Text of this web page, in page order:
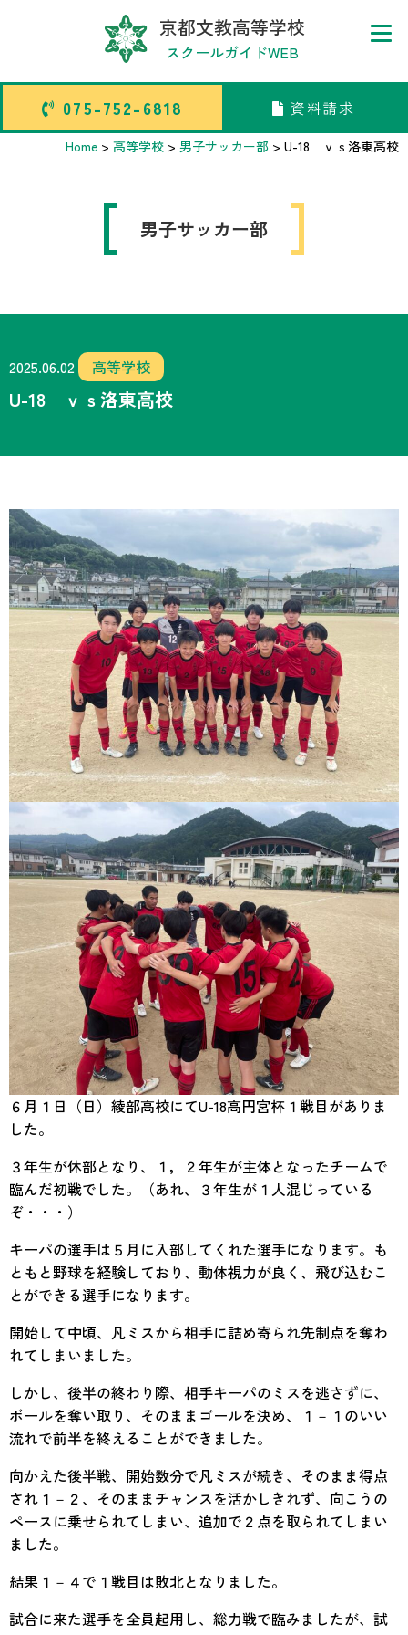
075-752-6818 資料請求
中学校部活TOP
卒業生メッセージ
京都文教高等学校
スクールガイドWEB
075-752-6818 資料請求
Home > 高等学校 > 男子サッカー部 > U-18 ｖｓ洛東高校
男子サッカー部
2025.06.02 高等学校
U-18 ｖｓ洛東高校
６月１日（日）綾部高校にてU-18高円宮杯１戦目がありま
した。
３年生が休部となり、１，２年生が主体となったチームで
臨んだ初戦でした。（あれ、３年生が１人混じっている
ぞ・・・）
キーパの選手は５月に入部してくれた選手になります。も
ともと野球を経験しており、動体視力が良く、飛び込むこ
とができる選手になります。
開始して中頃、凡ミスから相手に詰め寄られ先制点を奪わ
れてしまいました。
しかし、後半の終わり際、相手キーパのミスを逃さずに、
ボールを奪い取り、そのままゴールを決め、１－１のいい
流れで前半を終えることができました。
向かえた後半戦、開始数分で凡ミスが続き、そのまま得点
され１－２、そのままチャンスを活かしきれず、向こうの
ペースに乗せられてしまい、追加で２点を取られてしまい
ました。
結果１－４で１戦目は敗北となりました。
試合に来た選手を全員起用し、総力戦で臨みましたが、試